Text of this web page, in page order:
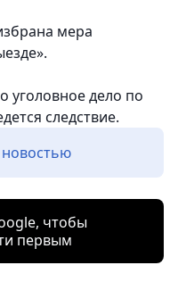
мера
уголовное дело по
следствие.
чтобы
первым